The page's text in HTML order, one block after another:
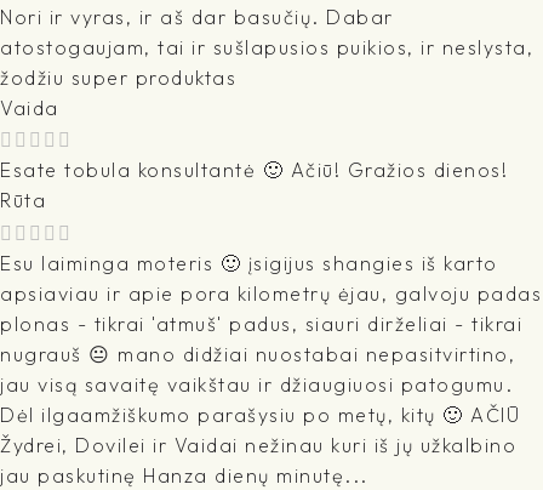
Nori ir vyras, ir aš dar basučių. Dabar
atostogaujam, tai ir sušlapusios puikios, ir neslysta,
žodžiu super produktas
Vaida
Esate tobula konsultantė 🙂 Ačiū! Gražios dienos!
Rūta
Esu laiminga moteris 🙂 įsigijus shangies iš karto
apsiaviau ir apie pora kilometrų ėjau, galvoju padas
plonas - tikrai 'atmuš' padus, siauri dirželiai - tikrai
nugrauš 😐 mano didžiai nuostabai nepasitvirtino,
jau visą savaitę vaikštau ir džiaugiuosi patogumu.
Dėl ilgaamžiškumo parašysiu po metų, kitų 🙂 AČIŪ
Žydrei, Dovilei ir Vaidai nežinau kuri iš jų užkalbino
jau paskutinę Hanza dienų minutę...